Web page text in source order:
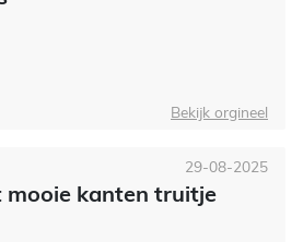
Bekijk orgineel
mooie kanten truitje
29-08-2025